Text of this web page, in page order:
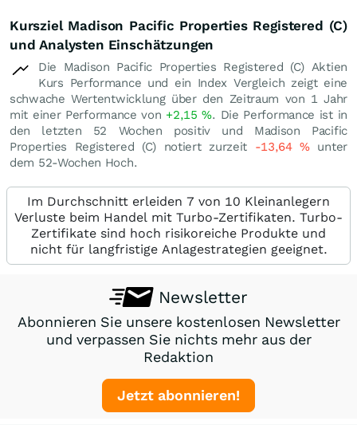
Kursziel Madison Pacific Properties Registered (C)
und Analysten Einschätzungen
Die Madison Pacific Properties Registered (C) Aktien
Kurs Performance und ein Index Vergleich zeigt eine
schwache Wertentwicklung über den Zeitraum von 1 Jahr
mit einer Performance von +2,15%. Die Performance ist in
den letzten 52 Wochen positiv und Madison Pacific
Properties Registered (C) notiert zurzeit -13,64%unter
dem 52-Wochen Hoch.
Im Durchschnitt erleiden 7 von 10 Kleinanlegern
Verluste beim Handel mit Turbo-Zertifikaten. Turbo-
Zertifikate sind hoch risikoreiche Produkte und
nicht für langfristige Anlagestrategien geeignet.
Newsletter
Abonnieren Sie unsere kostenlosen Newsletter
und verpassen Sie nichts mehr aus der
Redaktion
Jetzt abonnieren!